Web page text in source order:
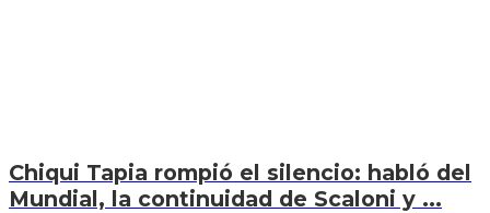
Chiqui Tapia rompió el silencio: habló del
Mundial, la continuidad de Scaloni y ...